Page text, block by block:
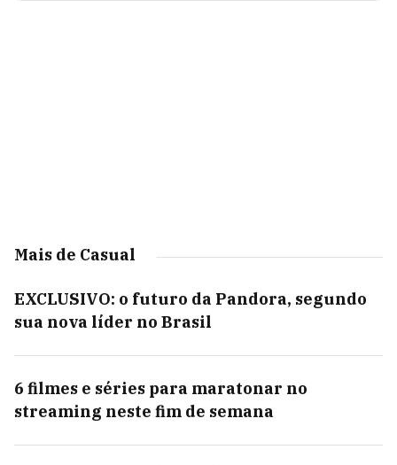
Mais de Casual
EXCLUSIVO: o futuro da Pandora, segundo
sua nova líder no Brasil
6 filmes e séries para maratonar no
streaming neste fim de semana